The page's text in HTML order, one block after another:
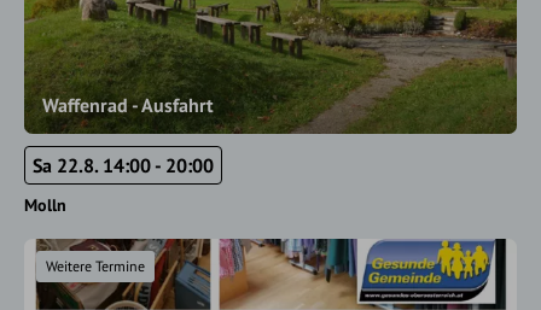
Waffenrad - Ausfahrt
Sa 22.8. 14:00 - 20:00
Molln
Weitere Termine